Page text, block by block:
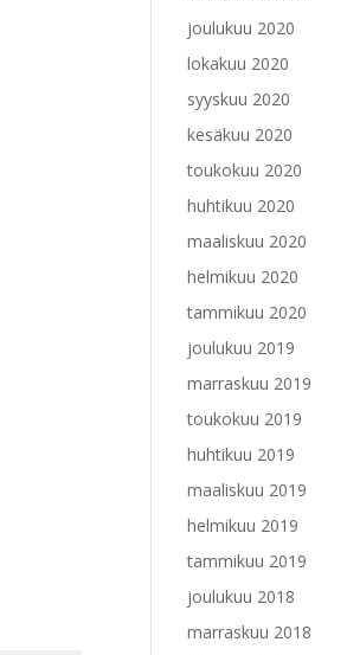
joulukuu 2020
lokakuu 2020
syyskuu 2020
kesäkuu 2020
toukokuu 2020
huhtikuu 2020
maaliskuu 2020
helmikuu 2020
tammikuu 2020
joulukuu 2019
marraskuu 2019
toukokuu 2019
huhtikuu 2019
maaliskuu 2019
helmikuu 2019
tammikuu 2019
joulukuu 2018
marraskuu 2018